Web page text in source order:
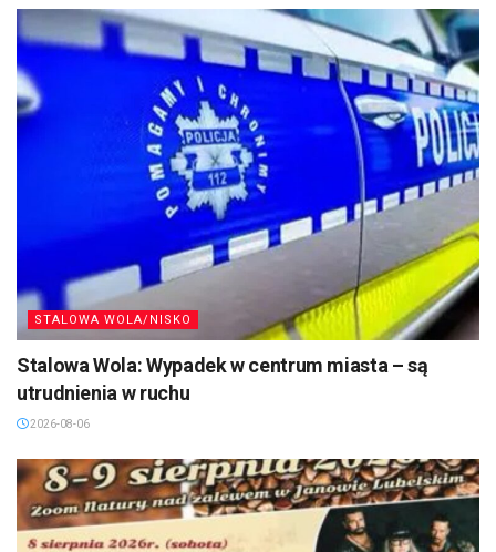
STALOWA WOLA/NISKO
Stalowa Wola: Wypadek w centrum miasta – są
utrudnienia w ruchu
2026-08-06